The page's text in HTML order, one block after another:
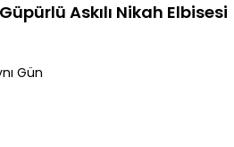
Askılı Nikah Elbisesi
Gün